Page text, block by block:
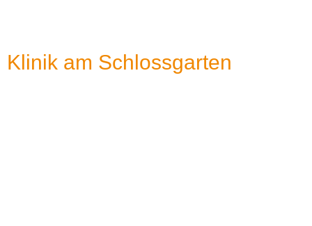
Klinik am Schlossgarten